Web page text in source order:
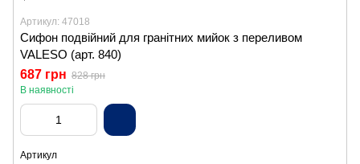
Артикул: 47018
Сифон подвійний для гранітних мийок з переливом
VALESO (арт. 840)
687 грн 828 грн
В наявності
Артикул